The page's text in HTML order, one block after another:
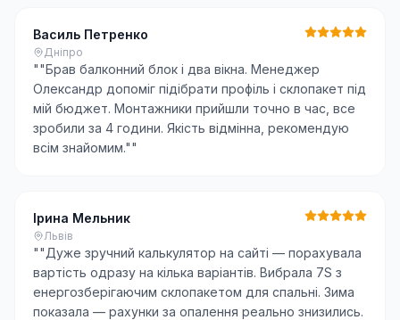
Василь Петренко
Дніпро
""Брав балконний блок і два вікна. Менеджер
Олександр допоміг підібрати профіль і склопакет під
мій бюджет. Монтажники прийшли точно в час, все
зробили за 4 години. Якість відмінна, рекомендую
всім знайомим.""
Ірина Мельник
Львів
""Дуже зручний калькулятор на сайті — порахувала
вартість одразу на кілька варіантів. Вибрала 7S з
енергозберігаючим склопакетом для спальні. Зима
показала — рахунки за опалення реально знизились.